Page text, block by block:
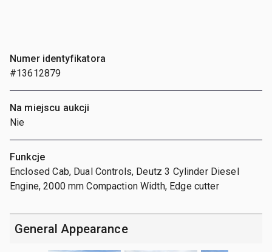
Numer identyfikatora
#13612879
Na miejscu aukcji
Nie
Funkcje
Enclosed Cab, Dual Controls, Deutz 3 Cylinder Diesel
Engine, 2000 mm Compaction Width, Edge cutter
General Appearance